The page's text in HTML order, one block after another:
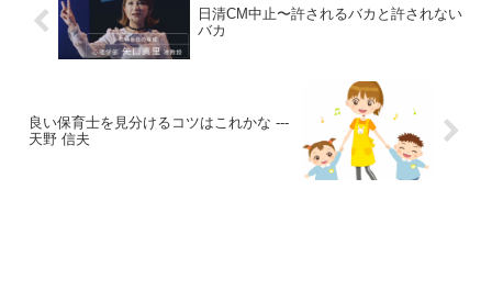
日清CM中止〜許されるバカと許されない
バカ
良い保育士を見分けるコツはこれかな ---
天野 信夫